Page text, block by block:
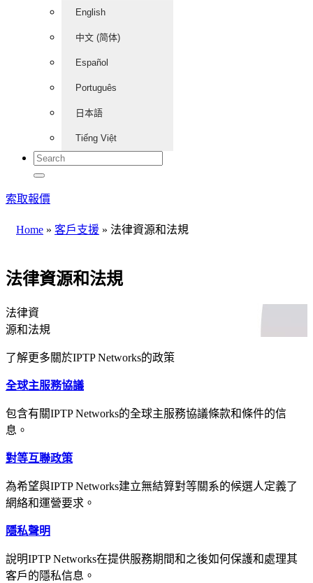
English
中文 (简体)
Español
Português
日本語
Tiếng Việt
索取報價
Home » 客戶支援 » 法律資源和法規
法律資源和法規
法律資
源和法規
了解更多關於IPTP Networks的政策
全球主服務協議
包含有關IPTP Networks的全球主服務協議條款和條件的信
息。
對等互聯政策
為希望與IPTP Networks建立無結算對等關系的候選人定義了
網絡和運營要求。
隱私聲明
說明IPTP Networks在提供服務期間和之後如何保護和處理其
客戶的隱私信息。